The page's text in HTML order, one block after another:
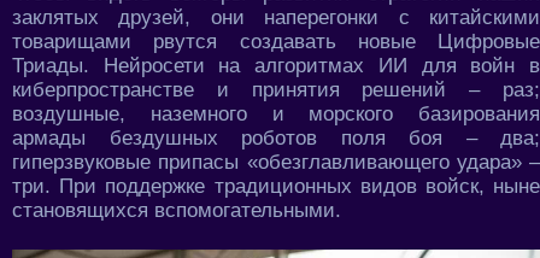
заклятых друзей, они наперегонки с китайскими
товарищами рвутся создавать новые Цифровые
Триады. Нейросети на алгоритмах ИИ для войн в
киберпространстве и принятия решений – раз;
воздушные, наземного и морского базирования
армады бездушных роботов поля боя – два;
гиперзвуковые припасы «обезглавливающего удара» –
три. При поддержке традиционных видов войск, ныне
становящихся вспомогательными.